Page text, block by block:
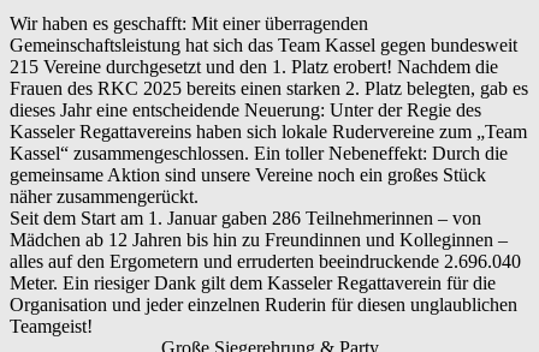
Wir haben es geschafft: Mit einer überragenden
Gemeinschaftsleistung hat sich das Team Kassel gegen bundesweit
215 Vereine durchgesetzt und den 1. Platz erobert! Nachdem die
Frauen des RKC 2025 bereits einen starken 2. Platz belegten, gab es
dieses Jahr eine entscheidende Neuerung: Unter der Regie des
Kasseler Regattavereins haben sich lokale Rudervereine zum „Team
Kassel“ zusammengeschlossen. Ein toller Nebeneffekt: Durch die
gemeinsame Aktion sind unsere Vereine noch ein großes Stück
näher zusammengerückt.
Seit dem Start am 1. Januar gaben 286 Teilnehmerinnen – von
Mädchen ab 12 Jahren bis hin zu Freundinnen und Kolleginnen –
alles auf den Ergometern und erruderten beeindruckende 2.696.040
Meter. Ein riesiger Dank gilt dem Kasseler Regattaverein für die
Organisation und jeder einzelnen Ruderin für diesen unglaublichen
Teamgeist!